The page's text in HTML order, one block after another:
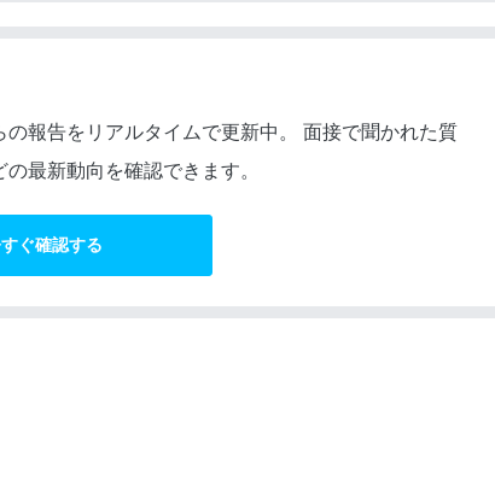
報告をリアルタイムで更新中。 面接で聞かれた質
最新動向を確認できます。
ぐ確認する